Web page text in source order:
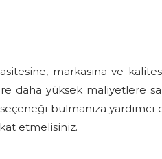
markasına ve
daha yüksek maliyetlere
bulmanıza
etmelisiniz.